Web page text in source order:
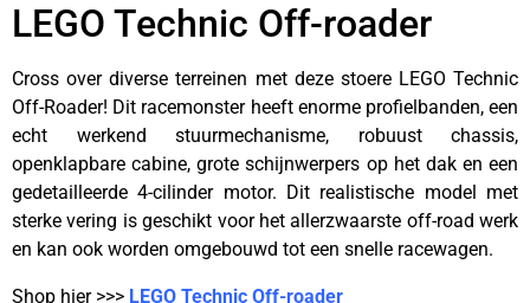
LEGO Technic Off-roader
Cross over diverse terreinen met deze stoere LEGO Technic
Off-Roader! Dit racemonster heeft enorme profielbanden, een
echt werkend stuurmechanisme, robuust chassis,
openklapbare cabine, grote schijnwerpers op het dak en een
gedetailleerde 4-cilinder motor. Dit realistische model met
sterke vering is geschikt voor het allerzwaarste off-road werk
en kan ook worden omgebouwd tot een snelle racewagen.
Shop hier >>> LEGO Technic Off-roader